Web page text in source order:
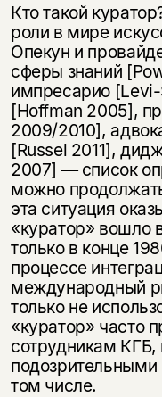
Кто такой
роли в мире
Опекун и
сферы знаний
импресарио
[Hoffman 2005],
2009/2010],
[Russel 2011],
2007] — список
можно
эта ситуация
«куратор» вошло
только в конце
процессе
международный
только не
«куратор» часто
сотрудникам КГБ,
том числе.